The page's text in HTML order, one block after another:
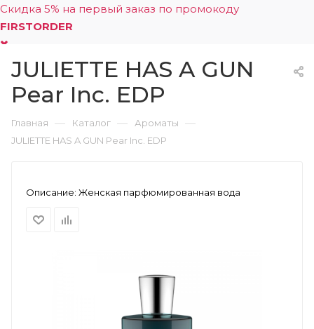
Скидка 5% на первый заказ по промокоду
FIRSTORDER
0
JULIETTE HAS A GUN
Pear Inc. EDP
Главная — Каталог — Ароматы —
JULIETTE HAS A GUN Pear Inc. EDP
Описание: Женская парфюмированная вода